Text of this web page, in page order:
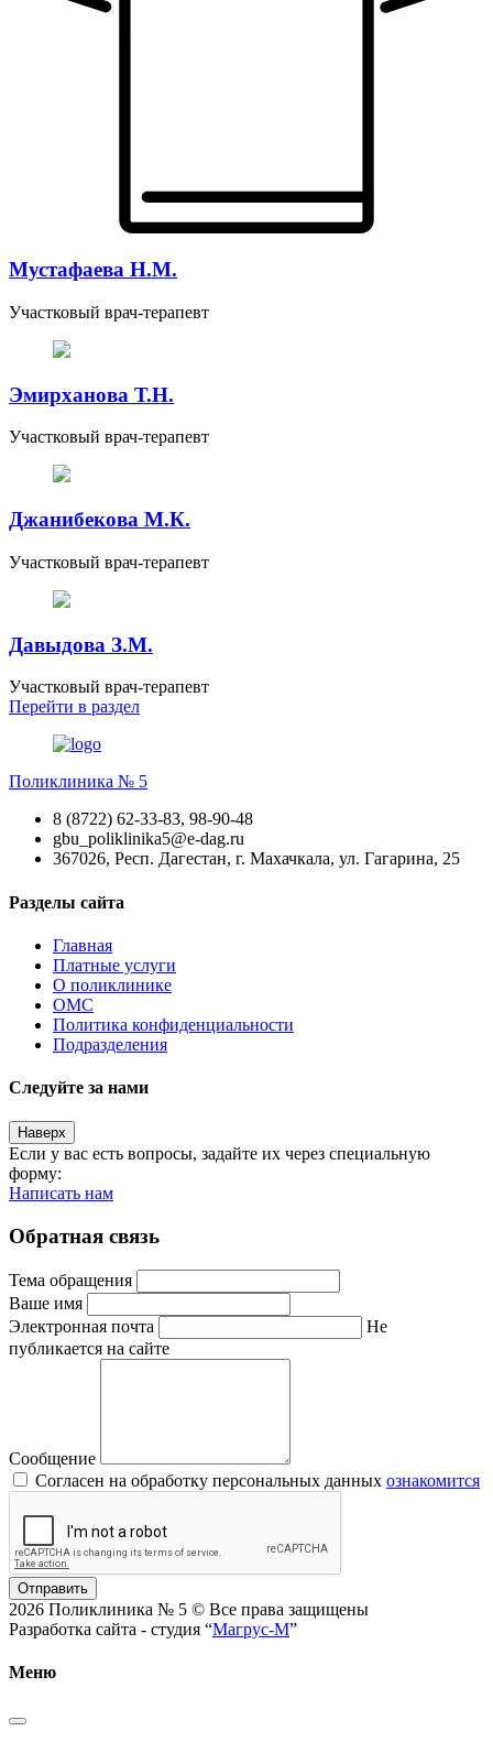
Мустафаева Н.М.
Участковый врач-терапевт
Эмирханова Т.Н.
Участковый врач-терапевт
Джанибекова М.К.
Участковый врач-терапевт
Давыдова З.М.
Участковый врач-терапевт
Перейти в раздел
Поликлиника № 5
8 (8722) 62-33-83, 98-90-48
gbu_poliklinika5@e-dag.ru
367026, Респ. Дагестан, г. Махачкала, ул. Гагарина, 25
Разделы сайта
Главная
Платные услуги
О поликлинике
ОМС
Политика конфиденциальности
Подразделения
Следуйте за нами
Наверх
Если у вас есть вопросы, задайте их через специальную
форму:
Написать нам
Обратная связь
Тема обращения
Ваше имя
Электронная почта
Не
публикается на сайте
Сообщение
Согласен на обработку персональных данных ознакомится
Отправить
2026 Поликлиника № 5 © Все права защищены
Разработка сайта - студия “Магрус-М”
Меню